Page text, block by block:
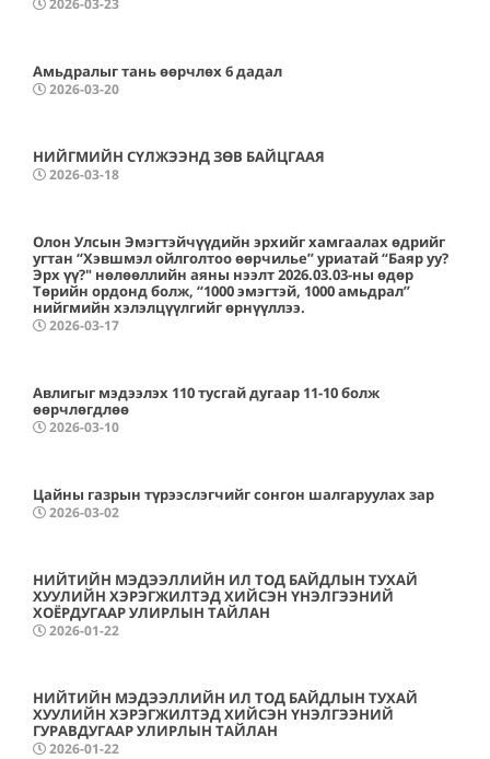
2026-03-23
Амьдралыг тань өөрчлөх 6 дадал
2026-03-20
НИЙГМИЙН СҮЛЖЭЭНД ЗӨВ БАЙЦГААЯ
2026-03-18
Олон Улсын Эмэгтэйчүүдийн эрхийг хамгаалах өдрийг
угтан “Хэвшмэл ойлголтоо өөрчилье” уриатай “Баяр уу?
Эрх үү?" нөлөөллийн аяны нээлт 2026.03.03-ны өдөр
Төрийн ордонд болж, “1000 эмэгтэй, 1000 амьдрал”
нийгмийн хэлэлцүүлгийг өрнүүллээ.
2026-03-17
Авлигыг мэдээлэх 110 тусгай дугаар 11-10 болж
өөрчлөгдлөө
2026-03-10
Цайны газрын түрээслэгчийг сонгон шалгаруулах зар
2026-03-02
НИЙТИЙН МЭДЭЭЛЛИЙН ИЛ ТОД БАЙДЛЫН ТУХАЙ
ХУУЛИЙН ХЭРЭГЖИЛТЭД ХИЙСЭН ҮНЭЛГЭЭНИЙ
ХОЁРДУГААР УЛИРЛЫН ТАЙЛАН
2026-01-22
НИЙТИЙН МЭДЭЭЛЛИЙН ИЛ ТОД БАЙДЛЫН ТУХАЙ
ХУУЛИЙН ХЭРЭГЖИЛТЭД ХИЙСЭН ҮНЭЛГЭЭНИЙ
ГУРАВДУГААР УЛИРЛЫН ТАЙЛАН
2026-01-22